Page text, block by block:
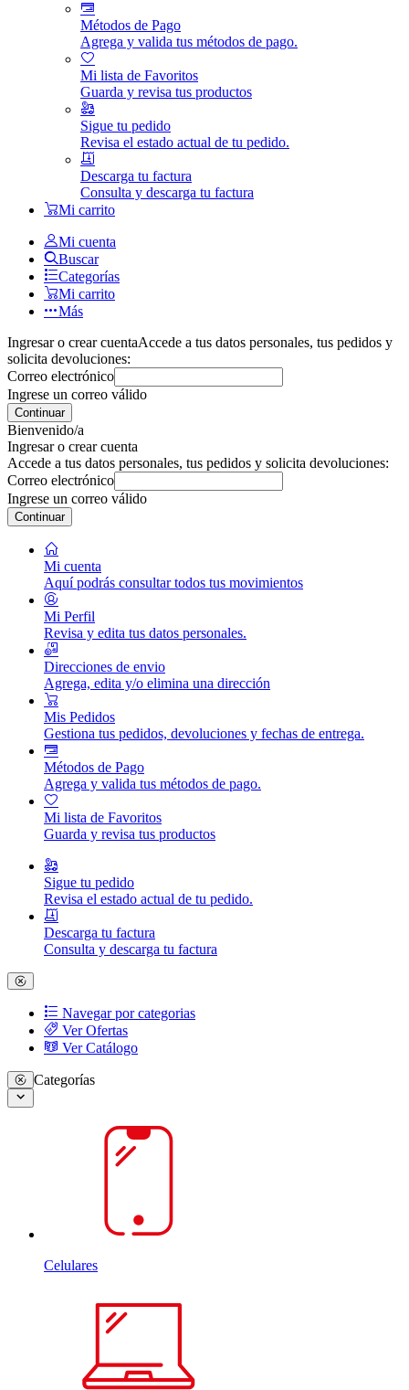
Métodos de Pago
Agrega y valida tus métodos de pago.
Mi lista de Favoritos
Guarda y revisa tus productos
Sigue tu pedido
Revisa el estado actual de tu pedido.
Descarga tu factura
Consulta y descarga tu factura
Mi carrito
Mi cuenta
Buscar
Categorías
Mi carrito
Más
Ingresar o crear cuentaAccede a tus datos personales, tus pedidos y
solicita devoluciones:
Correo electrónico
Ingrese un correo válido
Continuar
Bienvenido/a
Ingresar o crear cuenta
Accede a tus datos personales, tus pedidos y solicita devoluciones:
Correo electrónico
Ingrese un correo válido
Continuar
Mi cuenta
Aquí podrás consultar todos tus movimientos
Mi Perfil
Revisa y edita tus datos personales.
Direcciones de envio
Agrega, edita y/o elimina una dirección
Mis Pedidos
Gestiona tus pedidos, devoluciones y fechas de entrega.
Métodos de Pago
Agrega y valida tus métodos de pago.
Mi lista de Favoritos
Guarda y revisa tus productos
Sigue tu pedido
Revisa el estado actual de tu pedido.
Descarga tu factura
Consulta y descarga tu factura
Navegar por categorias
Ver Ofertas
Ver Catálogo
Categorías
Celulares